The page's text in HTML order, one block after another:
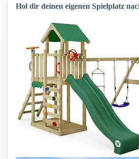
Hol dir deinen eigenen Spielplatz